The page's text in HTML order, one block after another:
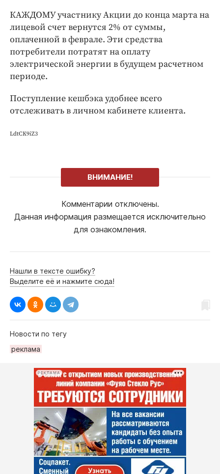
КАЖДОМУ участнику Акции до конца марта на
лицевой счет вернутся 2% от суммы,
оплаченной в феврале. Эти средства
потребители потратят на оплату
электрической энергии в будущем расчетном
периоде.
Поступление кешбэка удобнее всего
отслеживать в личном кабинете клиента.
LdtCK9iZ3
ВНИМАНИЕ!
Комментарии отключены.
Данная информация размещается исключительно
для ознакомления.
Нашли в тексте ошибку?
Выделите её и нажмите сюда!
Новости по тегу
рeклама
РЕКЛАМА